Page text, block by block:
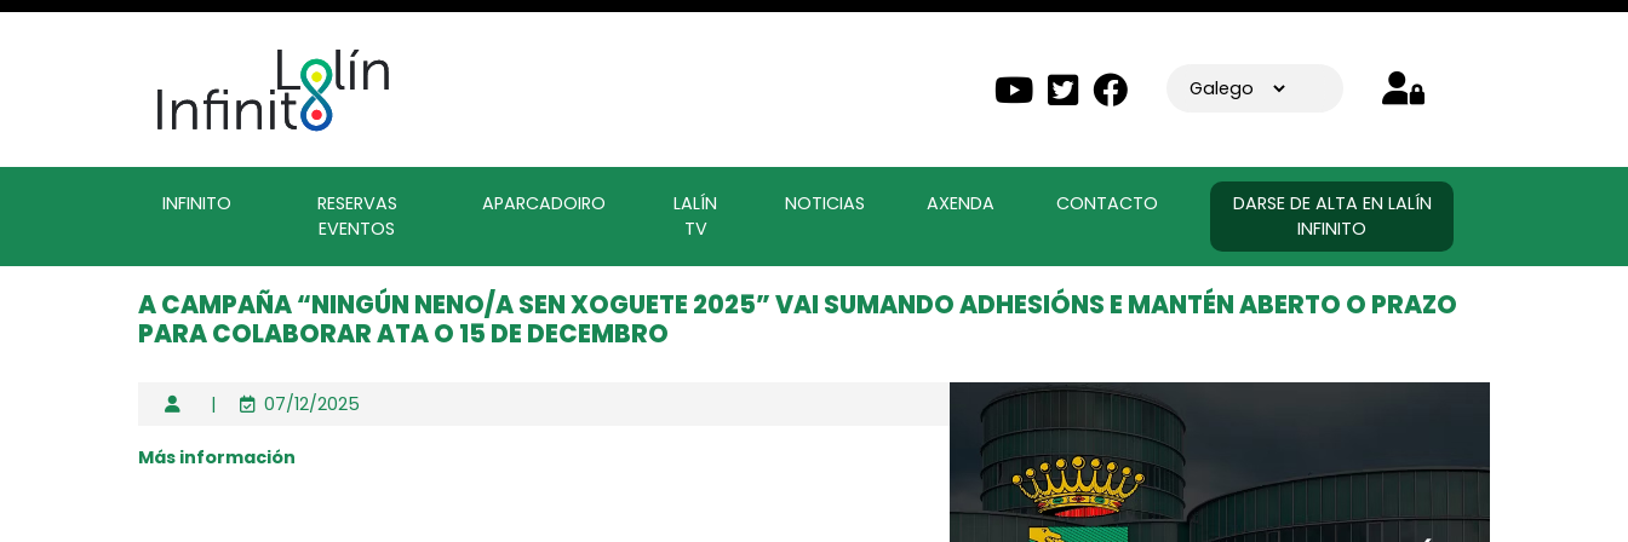
INFINITO
RESERVAS
EVENTOS
APARCADOIRO
LALÍN
TV
NOTICIAS AXENDA CONTACTO
DARSE DE ALTA EN LALÍN
INFINITO
A CAMPAÑA “NINGÚN NENO/A SEN XOGUETE 2025” VAI SUMANDO ADHESIÓNS E MANTÉN ABERTO O PRAZO
PARA COLABORAR ATA O 15 DE DECEMBRO
| 07/12/2025
Más información